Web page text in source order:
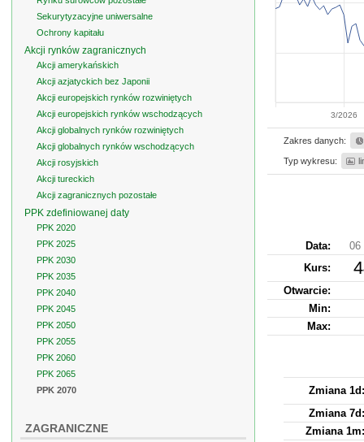
3/2026
Zakres danych:
Typ wykresu:
Data:
06
Kurs:
Otwarcie:
Min:
Max:
Zmiana 1d:
Zmiana 7d:
Zmiana 1m:
Sekurytyzacyjne uniwersalne
Ochrony kapitału
Akcji rynków zagranicznych
Akcji amerykańskich
Akcji azjatyckich bez Japonii
Akcji europejskich rynków rozwiniętych
Akcji europejskich rynków wschodzących
Akcji globalnych rynków rozwiniętych
Akcji globalnych rynków wschodzących
Akcji rosyjskich
Akcji tureckich
Akcji zagranicznych pozostałe
PPK zdefiniowanej daty
PPK 2020
PPK 2025
PPK 2030
PPK 2035
PPK 2040
PPK 2045
PPK 2050
PPK 2055
PPK 2060
PPK 2065
PPK 2070
ZAGRANICZNE